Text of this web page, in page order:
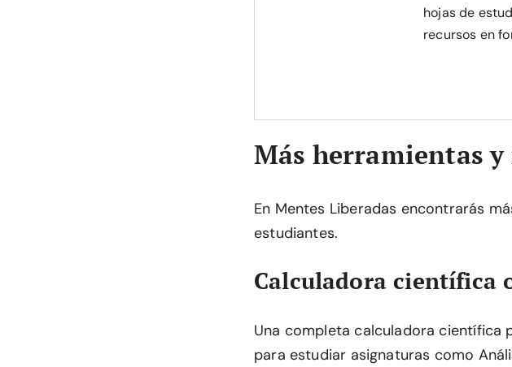
hojas de
recursos en
Más herramientas
En Mentes Liberadas encontrarás
estudiantes.
Calculadora científica
Una completa calculadora científica
para estudiar asignaturas como